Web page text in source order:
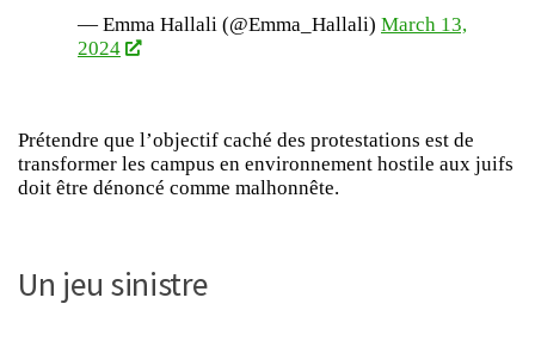
— Emma Hallali (@Emma_Hallali) March 13,
2024
Prétendre que l’objectif caché des protestations est de
transformer les campus en environnement hostile aux juifs
doit être dénoncé comme malhonnête.
Un jeu sinistre